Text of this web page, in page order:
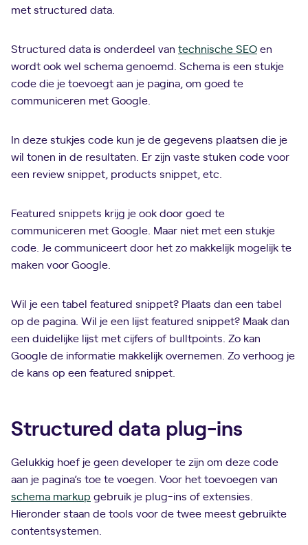
met structured data.
Structured data is onderdeel van technische SEOen
wordt ook wel schema genoemd. Schema is een stukje
code die je toevoegt aan je pagina, om goed te
communiceren met Google.
In deze stukjes code kun je de gegevens plaatsen die je
wil tonen in de resultaten. Er zijn vaste stuken code voor
een review snippet, products snippet, etc.
Featured snippets krijg je ook door goed te
communiceren met Google. Maar niet met een stukje
code. Je communiceert door het zo makkelijk mogelijk te
maken voor Google.
Wil je een tabel featured snippet? Plaats dan een tabel
op de pagina. Wil je een lijst featured snippet? Maak dan
een duidelijke lijst met cijfers of bulltpoints. Zo kan
Google de informatie makkelijk overnemen. Zo verhoog je
de kans op een featured snippet.
Structured data plug-ins
Gelukkig hoef je geen developer te zijn om deze code
aan je pagina’s toe te voegen. Voor het toevoegen van
schema markup gebruik je plug-ins of extensies.
Hieronder staan de tools voor de twee meest gebruikte
contentsystemen.